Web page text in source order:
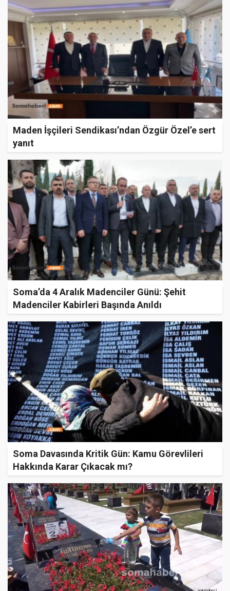
Maden İşçileri Sendikası’ndan Özgür Özel’e sert
yanıt
Soma’da 4 Aralık Madenciler Günü: Şehit
Madenciler Kabirleri Başında Anıldı
Soma Davasında Kritik Gün: Kamu Görevlileri
Hakkında Karar Çıkacak mı?